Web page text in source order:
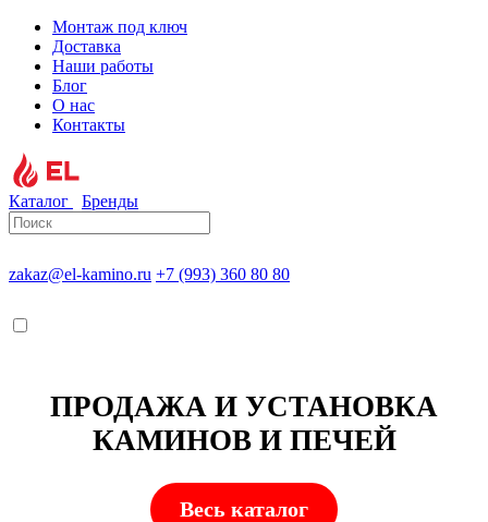
Монтаж под ключ
Доставка
Наши работы
Блог
О нас
Контакты
Каталог Бренды
zakaz@el-kamino.ru +7 (993) 360 80 80
ПРОДАЖА И УСТАНОВКА
КАМИНОВ И ПЕЧЕЙ
Весь каталог